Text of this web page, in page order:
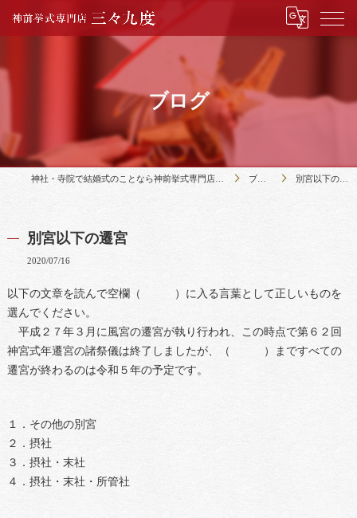
ブログ
神社・寺院で結婚式のことなら神前挙式専門店三々九度 ブログ 別宮以下の遷宮
別宮以下の遷宮
2020/07/16
以下の文章を読んで空欄（ ）に入る言葉として正しいものを
選んでください。
平成２７年３月に風宮の遷宮が執り行われ、この時点で第６２回
神宮式年遷宮の諸祭儀は終了しましたが、（ ）まですべての
遷宮が終わるのは令和５年の予定です。
１．その他の別宮
２．摂社
３．摂社・末社
４．摂社・末社・所管社